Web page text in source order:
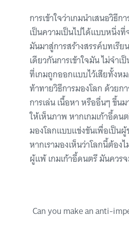
การเข้าใจว่าเกมนำเสนอวิธีก
เป็นความเป็นไปได้แบบหนึ่งที่
มันมาสู่การสร้างสรรค์บทเรี
เดียวกันการเข้าใจมัน ไม่จำเ
ที่เกมถูกออกแบบไว้เสียทั้งห
ท้าทายวิธีการมองโลก ด้วยก
การเล่น เนื้อหา หรืออื่นๆ ขึ้น
ให้เห็นภาพ หากเกมเก้าอี้ดน
มองโลกแบบแข่งขันเพื่อเป็นผู้
หากเรามองเห็นว่าโลกนี้ต้อง
ผู้แพ้ เกมเก้าอี้ดนตรี มันควร
Can you make an anti-